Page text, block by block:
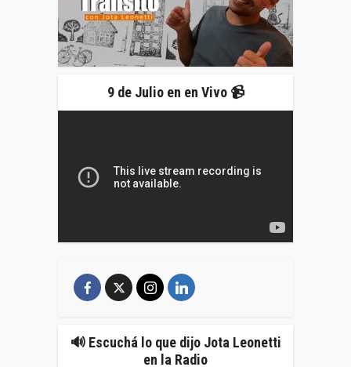
9 de Julio en en Vivo 📹
🔊 Escuchá lo que dijo Jota Leonetti
en la Radio